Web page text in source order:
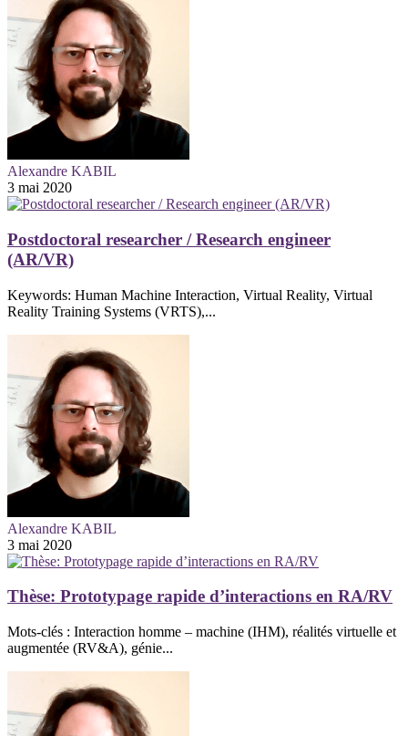
Alexandre KABIL
3 mai 2020
Postdoctoral researcher / Research engineer
(AR/VR)
Keywords: Human Machine Interaction, Virtual Reality, Virtual
Reality Training Systems (VRTS),...
Alexandre KABIL
3 mai 2020
Thèse: Prototypage rapide d’interactions en RA/RV
Mots-clés : Interaction homme – machine (IHM), réalités virtuelle et
augmentée (RV&A), génie...